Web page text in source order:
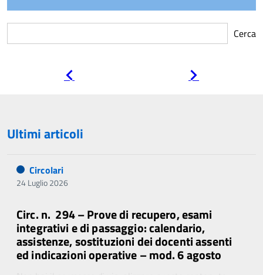
Cerca
Ultimi articoli
Circolari
24 Luglio 2026
Circ. n. 294 – Prove di recupero, esami
integrativi e di passaggio: calendario,
assistenze, sostituzioni dei docenti assenti
ed indicazioni operative – mod. 6 agosto